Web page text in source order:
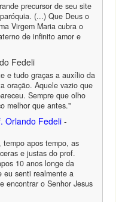
precursor de seu site
(...) Que Deus o
Virgem Maria cubra o
de infinito amor e
Fedeli
e tudo graças a auxílio da
oração. Aquele vazio que
Sempre que olho
melhor que antes."
Orlando Fedeli-
tempo apos tempo, as
e justas do prof.
10 anos longe da
eu senti realmente a
encontrar o Senhor Jesus